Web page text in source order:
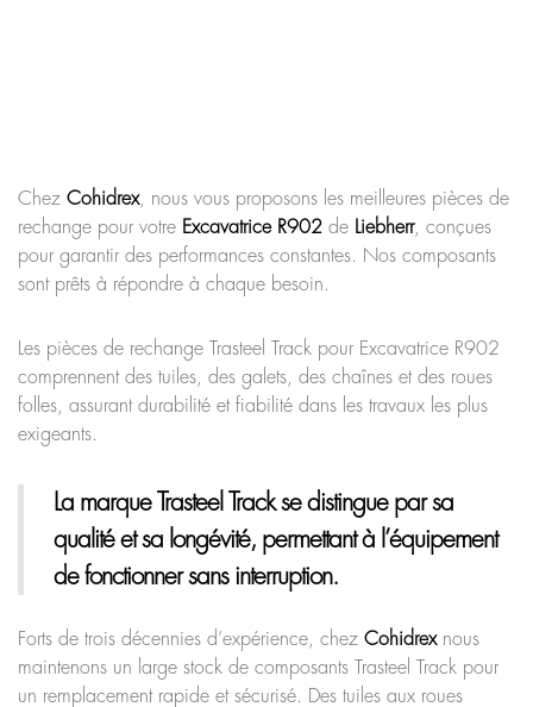
Chez Cohidrex, nous vous proposons les meilleures pièces de
rechange pour votre Excavatrice R902 de Liebherr, conçues
pour garantir des performances constantes. Nos composants
sont prêts à répondre à chaque besoin.
Les pièces de rechange Trasteel Track pour Excavatrice R902
comprennent des tuiles, des galets, des chaînes et des roues
folles, assurant durabilité et fiabilité dans les travaux les plus
exigeants.
La marque Trasteel Trackse distingue par sa
qualité et sa longévité, permettant à l’équipement
de fonctionner sans interruption.
Forts de trois décennies d’expérience, chez Cohidrexnous
maintenons un large stock de composants Trasteel Track pour
un remplacement rapide et sécurisé. Des tuiles aux roues